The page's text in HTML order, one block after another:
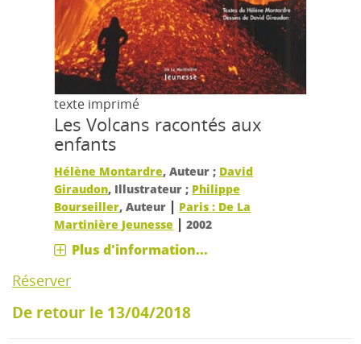
texte imprimé
Les Volcans racontés aux
enfants
Hélène Montardre, Auteur ; David
Giraudon, Illustrateur ; Philippe
Bourseiller, Auteur | Paris : De La
Martinière Jeunesse |2002
Plus d'information...
Réserver
De retour le 13/04/2018